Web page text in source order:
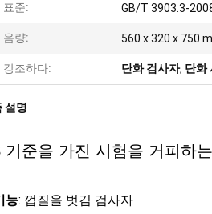
표준: GB/T 3903.3-
음량: 560 x 320 x 750
강조하다: 단화 검사자, 단화
설명
기준을 가진 시험을 거피하
능: 껍질을 벗김 검사자